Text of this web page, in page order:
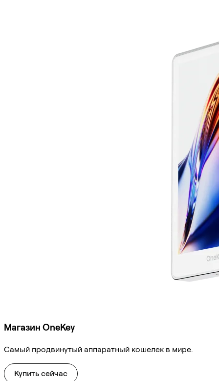
Магазин OneKey
Самый продвинутый аппаратный кошелек в мире.
Купить сейчас